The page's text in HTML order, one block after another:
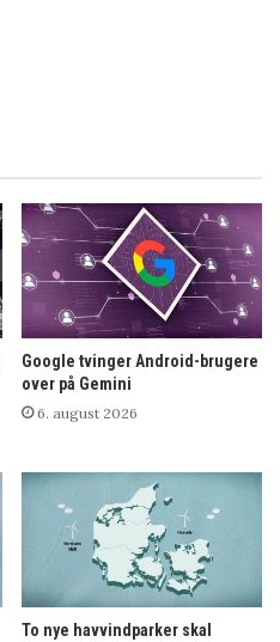
Google tvinger Android-brugere
over på Gemini
6. august 2026
To nye havvindparker skal